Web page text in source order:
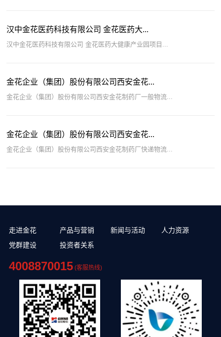
汉中金花医药科技有限公司 金花医药大...
汉中金花医药科技有限公司 金花医药大健康产业园项目...
金花企业（集团）股份有限公司西安金花...
金花企业（集团）股份有限公司西安金花制药厂一般物流...
金花企业（集团）股份有限公司西安金花...
金花企业（集团）股份有限公司西安金花制药厂快递物流...
走进金花 产品与营销 新闻与活动
人力资源
党群建设
投资者关系
4008870015 (客服热线)